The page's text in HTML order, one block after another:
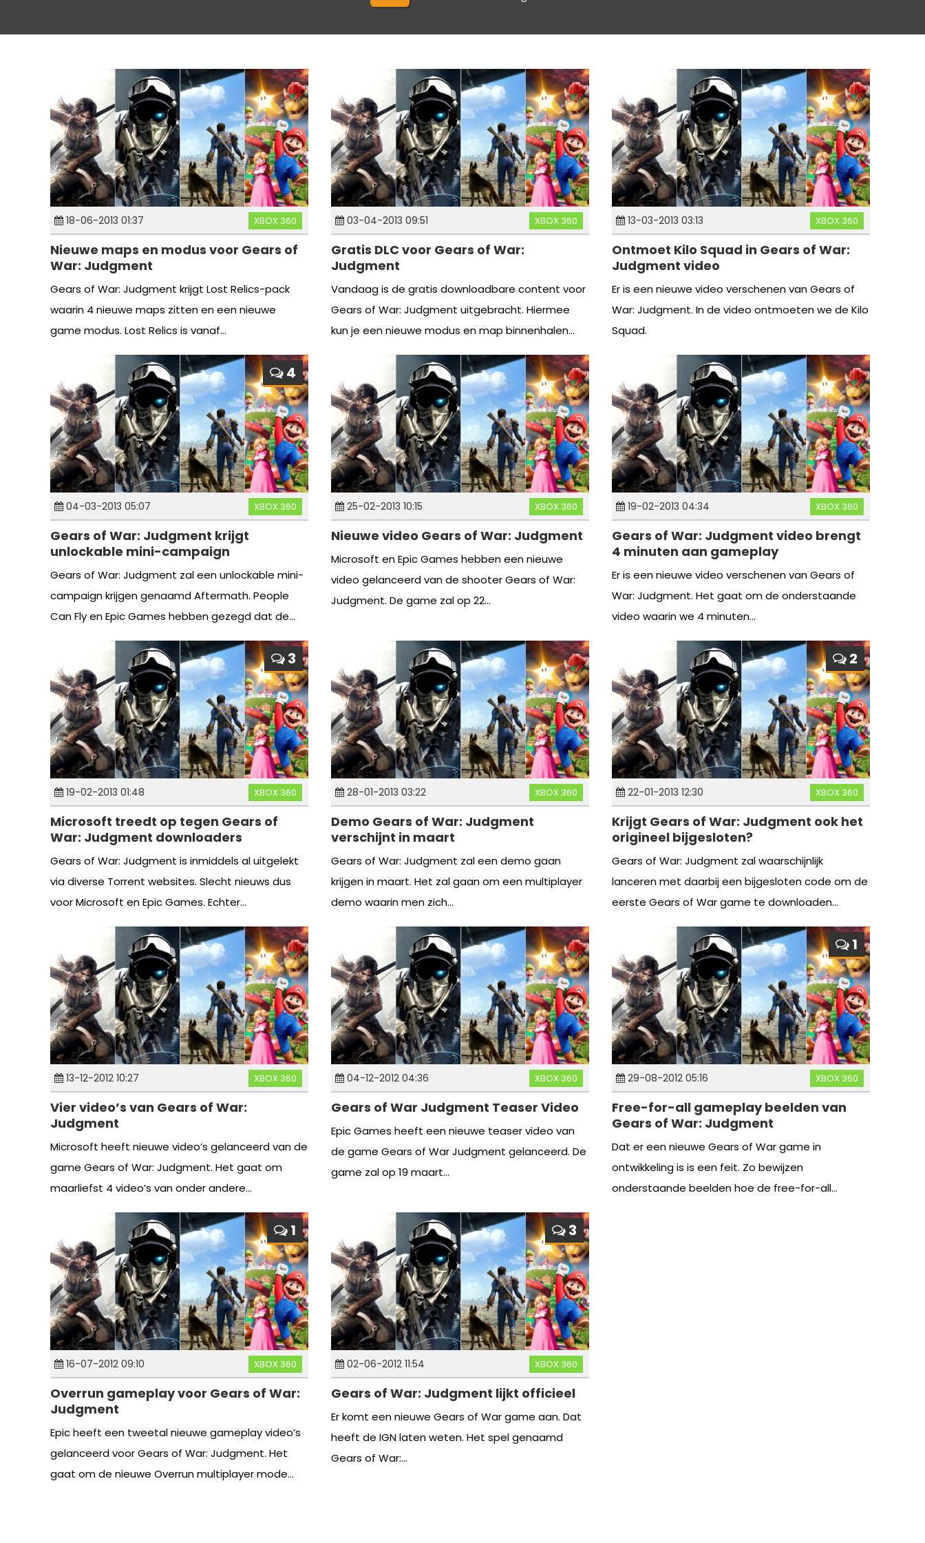
18-06-2013 01:37 XBOX 360
Nieuwe maps en modus voor Gears of
War: Judgment
Gears of War: Judgment krijgt Lost Relics-pack
waarin 4 nieuwe maps zitten en een nieuwe
game modus. Lost Relics is vanaf...
03-04-2013 09:51 XBOX 360
Gratis DLC voor Gears of War:
Judgment
Vandaag is de gratis downloadbare content voor
Gears of War: Judgment uitgebracht. Hiermee
kun je een nieuwe modus en map binnenhalen...
13-03-2013 03:13 XBOX 360
Ontmoet Kilo Squad in Gears of War:
Judgment video
Er is een nieuwe video verschenen van Gears of
War: Judgment. In de video ontmoeten we de Kilo
Squad.
4
04-03-2013 05:07 XBOX 360
Gears of War: Judgment krijgt
unlockable mini-campaign
Gears of War: Judgment zal een unlockable mini-
campaign krijgen genaamd Aftermath. People
Can Fly en Epic Games hebben gezegd dat de...
25-02-2013 10:15 XBOX 360
Nieuwe video Gears of War: Judgment
Microsoft en Epic Games hebben een nieuwe
video gelanceerd van de shooter Gears of War:
Judgment. De game zal op 22...
19-02-2013 04:34 XBOX 360
Gears of War: Judgment video brengt
4 minuten aan gameplay
Er is een nieuwe video verschenen van Gears of
War: Judgment. Het gaat om de onderstaande
video waarin we 4 minuten...
3
19-02-2013 01:48 XBOX 360
Microsoft treedt op tegen Gears of
War: Judgment downloaders
Gears of War: Judgment is inmiddels al uitgelekt
via diverse Torrent websites. Slecht nieuws dus
voor Microsoft en Epic Games. Echter...
28-01-2013 03:22 XBOX 360
Demo Gears of War: Judgment
verschijnt in maart
Gears of War: Judgment zal een demo gaan
krijgen in maart. Het zal gaan om een multiplayer
demo waarin men zich...
2
22-01-2013 12:30 XBOX 360
Krijgt Gears of War: Judgment ook het
origineel bijgesloten?
Gears of War: Judgment zal waarschijnlijk
lanceren met daarbij een bijgesloten code om de
eerste Gears of War game te downloaden...
13-12-2012 10:27 XBOX 360
Vier video’s van Gears of War:
Judgment
Microsoft heeft nieuwe video’s gelanceerd van de
game Gears of War: Judgment. Het gaat om
maarliefst 4 video’s van onder andere...
04-12-2012 04:36 XBOX 360
Gears of War Judgment Teaser Video
Epic Games heeft een nieuwe teaser video van
de game Gears of War Judgment gelanceerd. De
game zal op 19 maart...
1
29-08-2012 05:16 XBOX 360
Free-for-all gameplay beelden van
Gears of War: Judgment
Dat er een nieuwe Gears of War game in
ontwikkeling is is een feit. Zo bewijzen
onderstaande beelden hoe de free-for-all...
1
16-07-2012 09:10 XBOX 360
Overrun gameplay voor Gears of War:
Judgment
Epic heeft een tweetal nieuwe gameplay video’s
gelanceerd voor Gears of War: Judgment. Het
gaat om de nieuwe Overrun multiplayer mode...
3
02-06-2012 11:54 XBOX 360
Gears of War: Judgment lijkt officieel
Er komt een nieuwe Gears of War game aan. Dat
heeft de IGN laten weten. Het spel genaamd
Gears of War:...